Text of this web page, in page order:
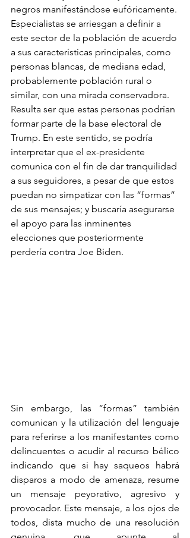
negros manifestándose eufóricamente.
Especialistas se arriesgan a definir a
este sector de la población de acuerdo
a sus características principales, como
personas blancas, de mediana edad,
probablemente población rural o
similar, con una mirada conservadora.
Resulta ser que estas personas podrían
formar parte de la base electoral de
Trump. En este sentido, se podría
interpretar que el ex-presidente
comunica con el fin de dar tranquilidad
a sus seguidores, a pesar de que estos
puedan no simpatizar con las “formas”
de sus mensajes; y buscaría asegurarse
el apoyo para las inminentes
elecciones que posteriormente
perdería contra Joe Biden.
Sin embargo, las “formas” también
comunican y la utilización del lenguaje
para referirse a los manifestantes como
delincuentes o acudir al recurso bélico
indicando que si hay saqueos habrá
disparos a modo de amenaza, resume
un mensaje peyorativo, agresivo y
provocador. Este mensaje, a los ojos de
todos, dista mucho de una resolución